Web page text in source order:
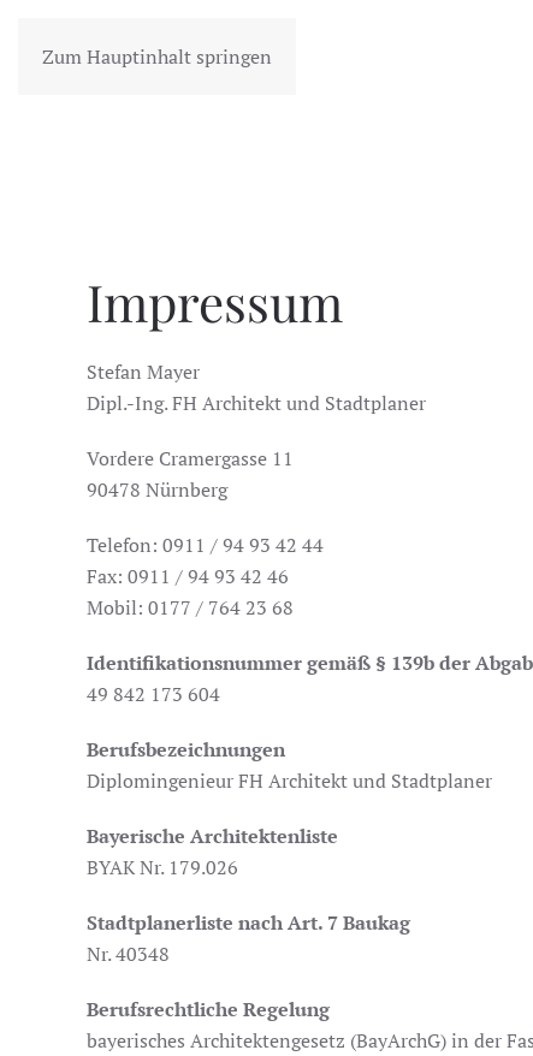
Zum Hauptinhalt springen
Impressum
Stefan Mayer
Dipl.-Ing. FH Architekt und Stadtplaner
Vordere Cramergasse 11
90478 Nürnberg
Telefon: 0911 / 94 93 42 44
Fax: 0911 / 94 93 42 46
Mobil: 0177 / 764 23 68
Identifikationsnummer gemäß § 139b der
49 842 173 604
Berufsbezeichnungen
Diplomingenieur FH Architekt und Stadtplaner
Bayerische Architektenliste
BYAK Nr. 179.026
Stadtplanerliste nach Art. 7 Baukag
Nr. 40348
Berufsrechtliche Regelung
bayerisches Architektengesetz (BayArchG) in der